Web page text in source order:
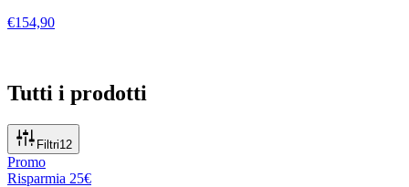
€154,90
Tutti i prodotti
Filtri12
Promo
Risparmia 25€